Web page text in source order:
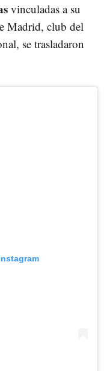
vinculadas a su
Madrid, club del
se trasladaron